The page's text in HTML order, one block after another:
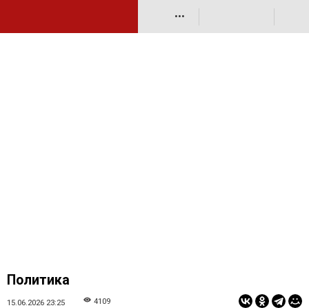
•••
Политика
15.06.2026 23:25 4109